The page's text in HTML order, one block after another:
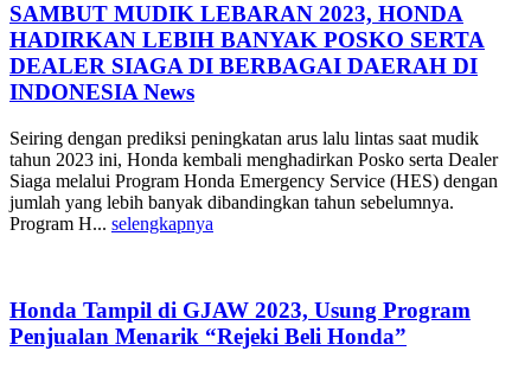
SAMBUT MUDIK LEBARAN 2023, HONDA
HADIRKAN LEBIH BANYAK POSKO SERTA
DEALER SIAGA DI BERBAGAI DAERAH DI
INDONESIA News
Seiring dengan prediksi peningkatan arus lalu lintas saat mudik
tahun 2023 ini, Honda kembali menghadirkan Posko serta Dealer
Siaga melalui Program Honda Emergency Service (HES) dengan
jumlah yang lebih banyak dibandingkan tahun sebelumnya.
Program H... selengkapnya
Honda Tampil di GJAW 2023, Usung Program
Penjualan Menarik “Rejeki Beli Honda”